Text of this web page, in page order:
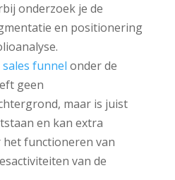
onderzoek je de
en positionering
sales funnel onder de
geen
maar is juist
en kan extra
het functioneren van
van de